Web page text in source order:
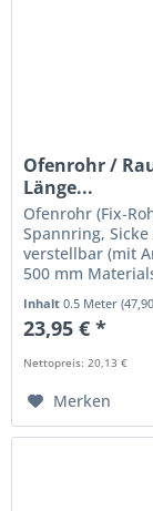
Ofenrohr /
Länge...
Ofenrohr (Fix-
Spannring,
verstellbar (mit
500 mm
Inhalt0.5 Meter
23,95 € *
Nettopreis: 20,13 €
Merken